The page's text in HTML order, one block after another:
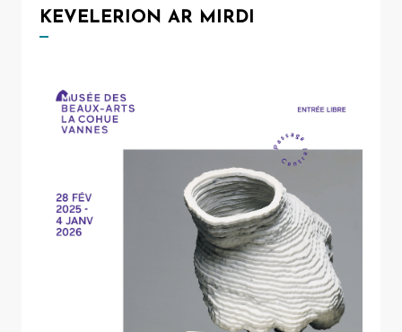
KEVELERION AR MIRDI